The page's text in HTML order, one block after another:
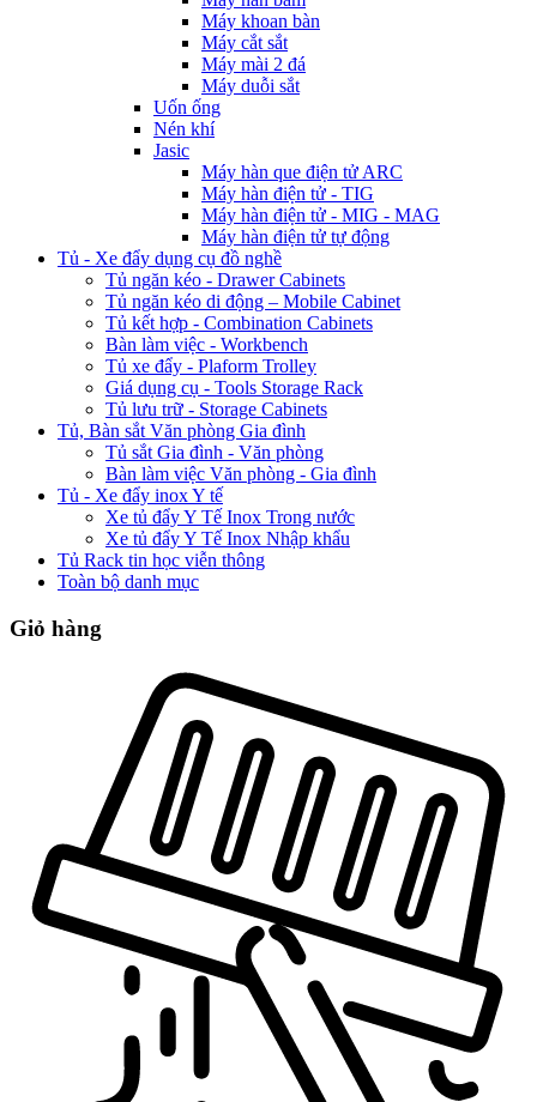
Máy khoan bàn
Máy cắt sắt
Máy mài 2 đá
Máy duỗi sắt
Uốn ống
Nén khí
Jasic
Máy hàn que điện tử ARC
Máy hàn điện tử - TIG
Máy hàn điện tử - MIG - MAG
Máy hàn điện tử tự động
Tủ - Xe đẩy dụng cụ đồ nghề
Tủ ngăn kéo - Drawer Cabinets
Tủ ngăn kéo di động – Mobile Cabinet
Tủ kết hợp - Combination Cabinets
Bàn làm việc - Workbench
Tủ xe đẩy - Plaform Trolley
Giá dụng cụ - Tools Storage Rack
Tủ lưu trữ - Storage Cabinets
Tủ, Bàn sắt Văn phòng Gia đình
Tủ sắt Gia đình - Văn phòng
Bàn làm việc Văn phòng - Gia đình
Tủ - Xe đẩy inox Y tế
Xe tủ đẩy Y Tế Inox Trong nước
Xe tủ đẩy Y Tế Inox Nhập khẩu
Tủ Rack tin học viễn thông
Toàn bộ danh mục
Giỏ hàng